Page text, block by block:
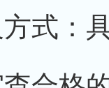
式：